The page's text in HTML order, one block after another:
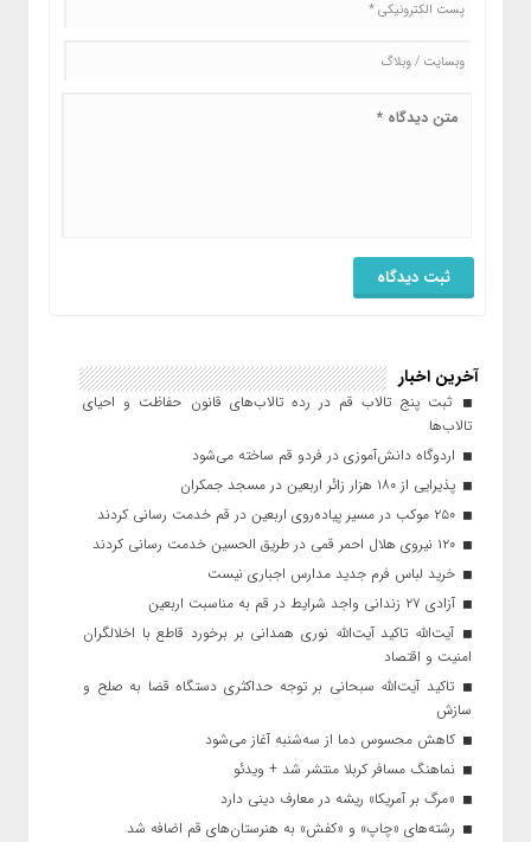
آخرین اخبار
ثبت پنج تالاب قم در رده تالاب‌های قانون حفاظت و احیای
تالاب‌ها
اردوگاه دانش‌آموزی در فردو قم ساخته می‌شود
پذیرایی از ۱۸۰ هزار زائر اربعین در مسجد جمکران
خرید لباس فرم جدید مدارس اجباری نیست
آزادی ۲۷ زندانی واجد شرایط در قم به مناسبت اربعین
آیت‌الله تاکید آیت‌الله نوری همدانی بر برخورد قاطع با اخلالگران
امنیت و اقتصاد
تاکید آیت‌الله‌ سبحانی بر توجه حداکثری دستگاه قضا به صلح و
سازش
کاهش محسوس دما از سه‌شنبه آغاز می‌شود
نماهنگ مسافر کربلا منتشر شد + ویدئو
«مرگ بر آمریکا» ریشه در معارف دینی دارد
رشته‌های «چاپ» و «کفش» به هنرستان‌های قم اضافه شد